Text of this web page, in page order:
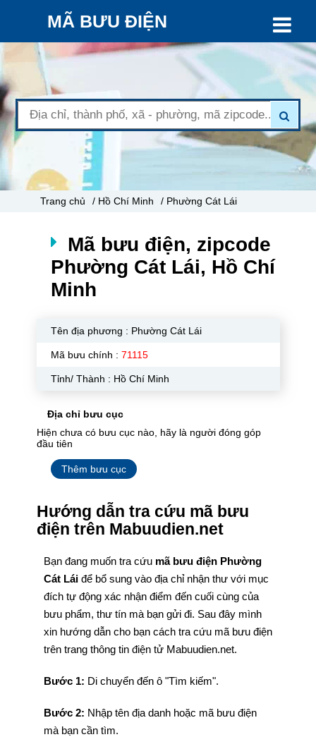
MÃ BƯU ĐIỆN
Trang chủ / Hồ Chí Minh / Phường Cát Lái
Mã bưu điện, zipcode
Phường Cát Lái, Hồ Chí
Minh
Tên địa phương : Phường Cát Lái
Mã bưu chính : 71115
Tỉnh/ Thành : Hồ Chí Minh
Địa chỉ bưu cục
Hiện chưa có bưu cục nào, hãy là người đóng góp
đầu tiên
Thêm bưu cục
Hướng dẫn tra cứu mã bưu
điện trên Mabuudien.net
Bạn đang muốn tra cứu mã bưu điện Phường
Cát Lái để bổ sung vào địa chỉ nhận thư với mục
đích tự động xác nhận điểm đến cuối cùng của
bưu phẩm, thư tín mà bạn gửi đi. Sau đây mình
xin hướng dẫn cho bạn cách tra cứu mã bưu điện
trên trang thông tin điện tử Mabuudien.net.
Bước 1: Di chuyển đến ô "Tìm kiếm".
Bước 2: Nhập tên địa danh hoặc mã bưu điện
mà bạn cần tìm.